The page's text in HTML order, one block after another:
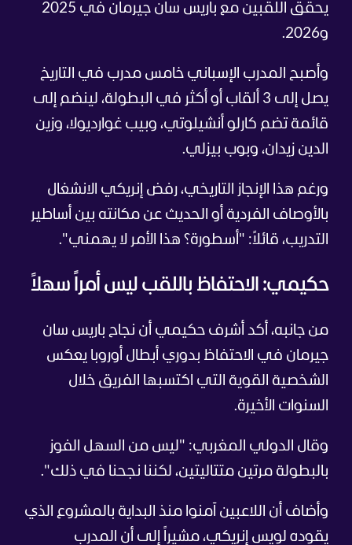
يحقق اللقبين مع باريس سان جيرمان في 2025
و2026.
وأصبح المدرب الإسباني خامس مدرب في التاريخ
يصل إلى 3 ألقاب أو أكثر في البطولة، لينضم إلى
قائمة تضم كارلو أنشيلوتي، وبيب غوارديولا، وزين
الدين زيدان، وبوب بيزلي.
ورغم هذا الإنجاز التاريخي، رفض إنريكي الانشغال
بالأوصاف الفردية أو الحديث عن مكانته بين أساطير
التدريب، قائلاً: "أسطورة؟ هذا الأمر لا يهمني".
حكيمي: الاحتفاظ باللقب ليس أمراً سهلاً
من جانبه، أكد أشرف حكيمي أن نجاح باريس سان
جيرمان في الاحتفاظ بدوري أبطال أوروبا يعكس
الشخصية القوية التي اكتسبها الفريق خلال
السنوات الأخيرة.
وقال الدولي المغربي: "ليس من السهل الفوز
بالبطولة مرتين متتاليتين، لكننا نجحنا في ذلك".
وأضاف أن اللاعبين آمنوا منذ البداية بالمشروع الذي
يقوده لويس إنريكي، مشيراً إلى أن المدرب